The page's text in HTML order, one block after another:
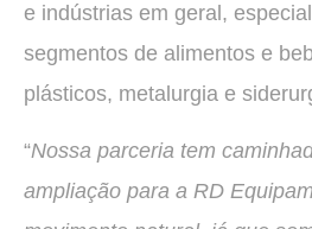
e indústrias em geral,
segmentos de alimentos e
plásticos, metalurgia e
“Nossa parceria tem
ampliação para a RD